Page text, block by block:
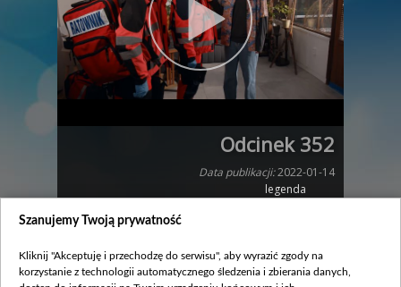
Odcinek 352
Data publikacji:2022-01-14
legenda
Zobacz również
Szanujemy Twoją prywatność
Kliknij "Akceptuję i przechodzę do serwisu", aby wyrazić zgody na
korzystanie z technologii automatycznego śledzenia i zbierania danych,